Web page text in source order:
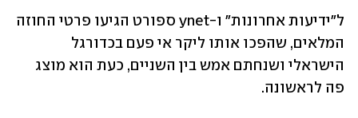
פה לראשונה.